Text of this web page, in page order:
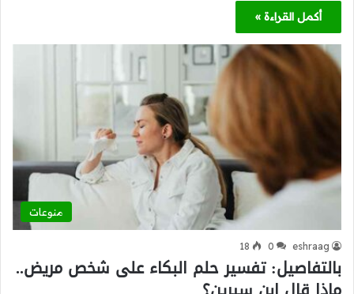
أكمل القراءة »
منوعات
eshraag
0
18
بالتفاصيل: تفسير حلم البكاء على شخص مريض..